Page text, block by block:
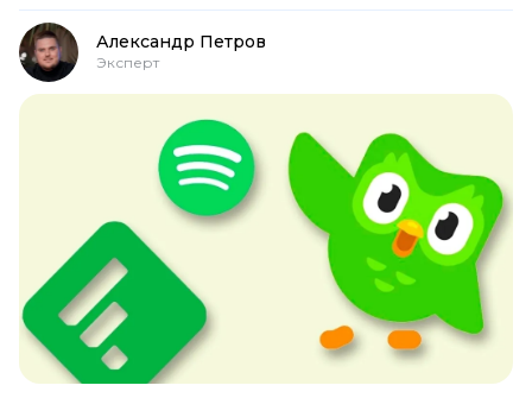
Александр Петров
Эксперт